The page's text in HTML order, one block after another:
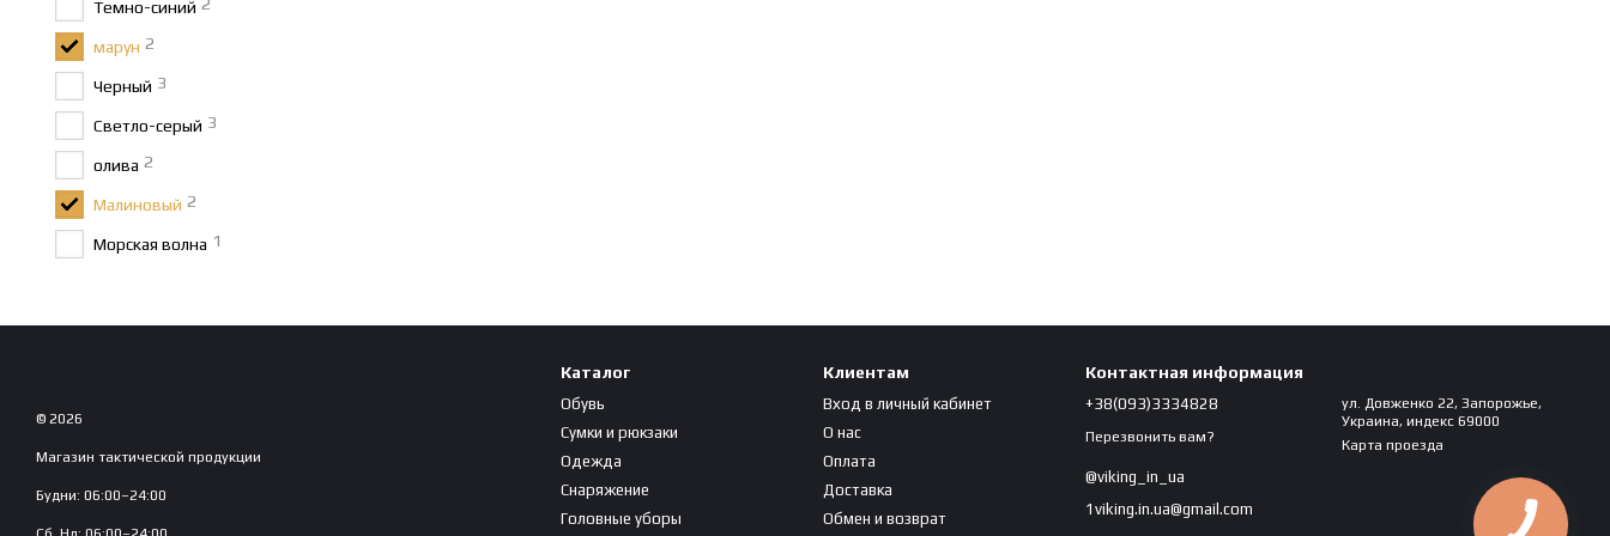
Если вам нужен военный берет красного цвета, который будет соответствовать не только цвету, но и смыслу, мы поможем выбрать. Напишите нам или
просмотрите доступные варианты.
Темно-синий
марун 2
Черный 3
Светло-серый 3
олива 2
Малиновый 2
Морская волна 1
© 2026
Магазин тактической продукции
Будни: 06:00–24:00
Каталог
Обувь
Сумки и рюкзаки
Одежда
Снаряжение
Головные уборы
Клиентам
Вход в личный кабинет
О нас
Оплата
Доставка
Обмен и возврат
Контактная информация
+38(093)3334828
Перезвонить вам?
@viking_in_ua
1viking.in.ua@gmail.com
ул. Довженко 22, Запорожье,
Украина, индекс 69000
Карта проезда